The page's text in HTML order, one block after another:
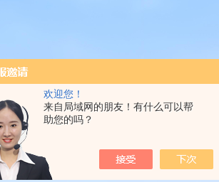
欢迎您！
来自局域网的朋友！有什么可以帮
助您的吗？